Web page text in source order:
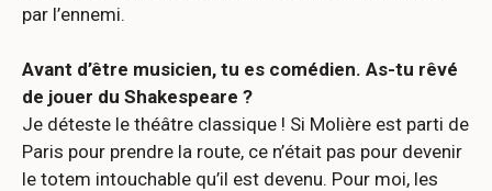
par l’ennemi.
Avant d’être musicien, tu es comédien. As-tu rêvé
de jouer du Shakespeare ?
Je déteste le théâtre classique ! Si Molière est parti de
Paris pour prendre la route, ce n’était pas pour devenir
le totem intouchable qu’il est devenu. Pour moi, les